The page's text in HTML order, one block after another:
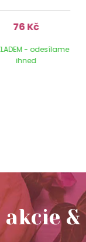
76 Kč
- odesílame
ihned